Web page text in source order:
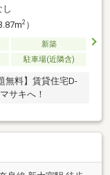
し
2）
新築
駐車場(近隣含)
無料】賃貸住宅D-
サキへ！